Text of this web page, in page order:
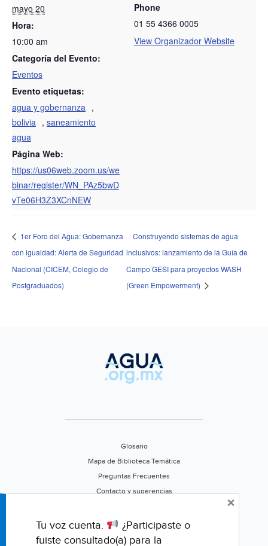
mayo 20
Hora:
10:00 am
Categoría del Evento:
Eventos
Evento etiquetas:
agua y gobernanza ,
bolivia , saneamiento
agua
Página Web:
https://us06web.zoom.us/we
binar/register/WN_PAz5bwD
vTe06H3Z3XCnNEW
Phone
01 55 4366 0005
View Organizador Website
1er Foro del Agua: Gobernanza
con igualdad: Alerta de Seguridad
Nacional (CICEM, Colegio de
Postgraduados)
Construyendo sistemas de agua
inclusivos: lanzamiento de la Guía de
Campo GESI para proyectos WASH
(Green Empowerment)
Glosario
Mapa de Biblioteca Temática
Preguntas Frecuentes
Contacto y sugerencias
Califica este portal
Tu voz cuenta.
¿Participaste o
fuiste consultado(a) para la
×